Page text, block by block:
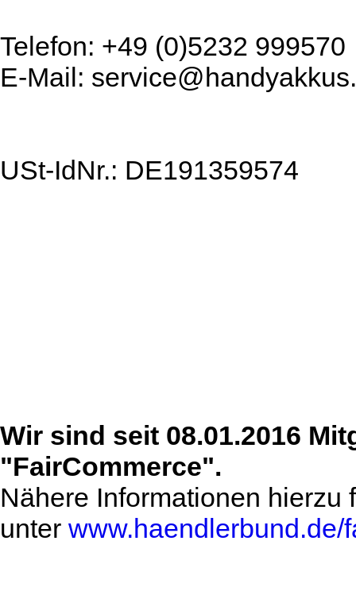
Telefon: +49 (0)5232 999570
E-Mail:
USt-IdNr.: DE191359574
Wir sind seit 08.01.2016
"FairCommerce".
Nähere Informationen hierzu
unter www.haendlerbund.de/